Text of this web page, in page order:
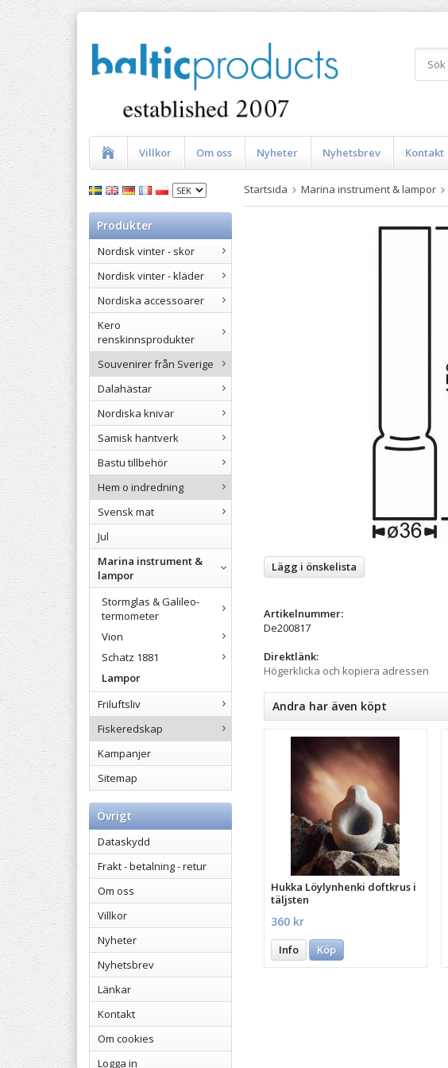
Villkor Om oss Nyheter Nyhetsbrev Kontakt
Produkter
Nordisk vinter - skor
Nordisk vinter - kläder
Nordiska accessoarer
Kero
renskinnsprodukter
Souvenirer från Sverige
Dalahästar
Nordiska knivar
Samisk hantverk
Bastu tillbehör
Hem o indredning
Svensk mat
Jul
Marina instrument &
lampor
Stormglas & Galileo-
termometer
Vion
Schatz 1881
Lampor
Friluftsliv
Fiskeredskap
Kampanjer
Sitemap
Övrigt
Dataskydd
Frakt - betalning - retur
Om oss
Villkor
Nyheter
Nyhetsbrev
Länkar
Kontakt
Om cookies
Logga in
Startsida Marina instrument & lampor
Lägg i önskelista
Artikelnummer:
De200817
Direktlänk:
Högerklicka och kopiera adressen
Andra har även köpt
Hukka Löylynhenki doftkrus i
täljsten
360 kr
Info Köp